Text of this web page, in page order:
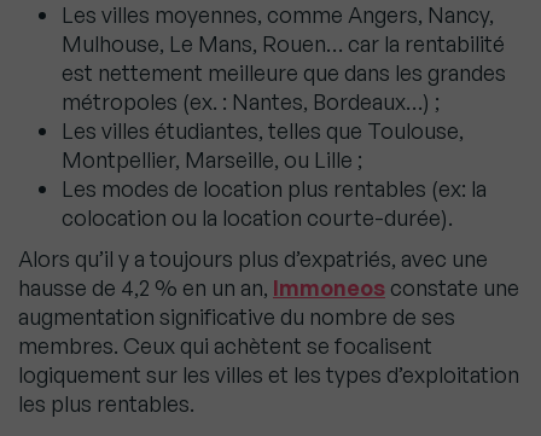
Les villes moyennes, comme Angers, Nancy,
Mulhouse, Le Mans, Rouen… car la rentabilité
est nettement meilleure que dans les grandes
métropoles (ex. : Nantes, Bordeaux…) ;
Les villes étudiantes, telles que Toulouse,
Montpellier, Marseille, ou Lille ;
Les modes de location plus rentables (ex: la
colocation ou la location courte-durée).
Alors qu’il y a toujours plus d’expatriés, avec une
hausse de 4,2 % en un an, Immoneos constate une
augmentation significative du nombre de ses
membres. Ceux qui achètent se focalisent
logiquement sur les villes et les types d’exploitation
les plus rentables.